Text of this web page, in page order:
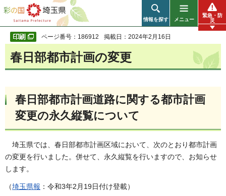
彩の国 埼玉県
情報を探す メニュー
緊急・防
災
ページ番号：186912 掲載日：2024年2月16日
春日部都市計画の変更
春日部都市計画道路に関する都市計画
変更の永久縦覧について
埼玉県では、春日部都市計画区域において、次のとおり都市計画
の変更を行いました。併せて、永久縦覧を行いますので、お知らせ
します。
（埼玉県報 ：令和3年2月19日付け登載）